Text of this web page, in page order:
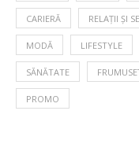
CARIERĂ RELAȚII ȘI
MODĂ LIFESTYLE
SĂNĂTATE
PROMO